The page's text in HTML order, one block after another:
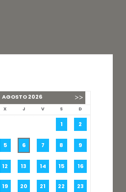
AGOSTO2026
X J V S D
1 2
5 6 7 8 9
12 13 14 15 16
19 20 21 22 23